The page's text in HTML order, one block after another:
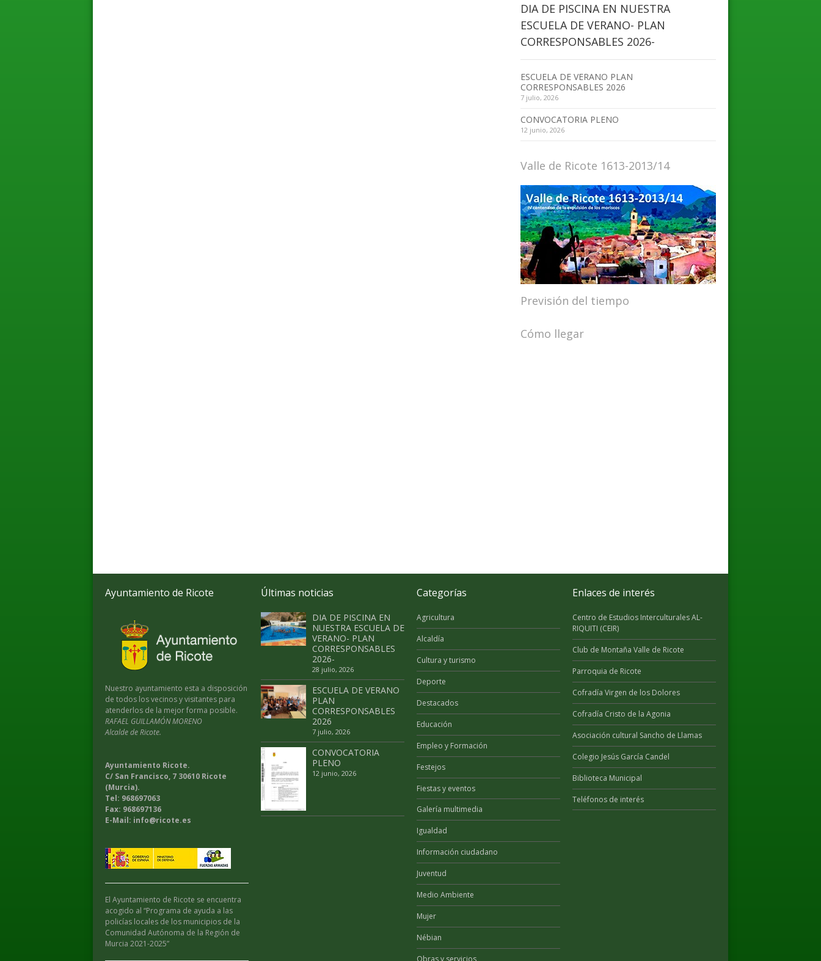
DIA DE PISCINA EN NUESTRA
ESCUELA DE VERANO- PLAN
CORRESPONSABLES 2026-
ESCUELA DE VERANO PLAN
CORRESPONSABLES 2026
7 julio, 2026
CONVOCATORIA PLENO
12 junio, 2026
Valle de Ricote 1613-2013/14
Previsión del tiempo
Cómo llegar
Ayuntamiento de Ricote
Nuestro ayuntamiento esta a disposición
de todos los vecinos y visitantes para
atenderlos de la mejor forma posible.
RAFAEL GUILLAMÓN MORENO
Alcalde de Ricote.
Ayuntamiento Ricote.
C/ San Francisco, 7 30610 Ricote
(Murcia).
Tel: 968697063
Fax: 968697136
E-Mail: info@ricote.es
El Ayuntamiento de Ricote se encuentra
acogido al “Programa de ayuda a las
policías locales de los municipios de la
Comunidad Autónoma de la Región de
Murcia 2021-2025”
Últimas noticias
DIA DE PISCINA EN
NUESTRA ESCUELA DE
VERANO- PLAN
CORRESPONSABLES
2026-
28 julio, 2026
ESCUELA DE VERANO
PLAN
CORRESPONSABLES
2026
7 julio, 2026
CONVOCATORIA
PLENO
12 junio, 2026
Categorías
Agricultura
Alcaldía
Cultura y turismo
Deporte
Destacados
Educación
Empleo y Formación
Festejos
Fiestas y eventos
Galería multimedia
Igualdad
Información ciudadano
Juventud
Medio Ambiente
Mujer
Nébian
Enlaces de interés
Centro de Estudios Interculturales AL-
RIQUITI (CEIR)
Club de Montaña Valle de Ricote
Parroquia de Ricote
Cofradía Virgen de los Dolores
Cofradía Cristo de la Agonia
Asociación cultural Sancho de Llamas
Colegio Jesús García Candel
Biblioteca Municipal
Teléfonos de interés